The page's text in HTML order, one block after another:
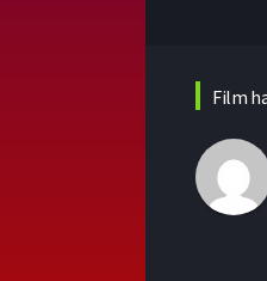
Film